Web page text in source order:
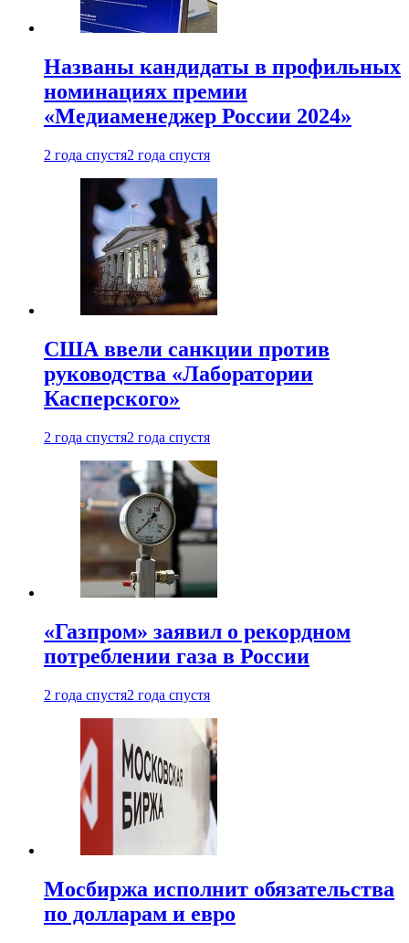
Названы кандидаты в профильных
номинациях премии
«Медиаменеджер России 2024»
2 года спустя2 года спустя
США ввели санкции против
руководства «Лаборатории
Касперского»
2 года спустя2 года спустя
«Газпром» заявил о рекордном
потреблении газа в России
2 года спустя2 года спустя
Мосбиржа исполнит обязательства
по долларам и евро